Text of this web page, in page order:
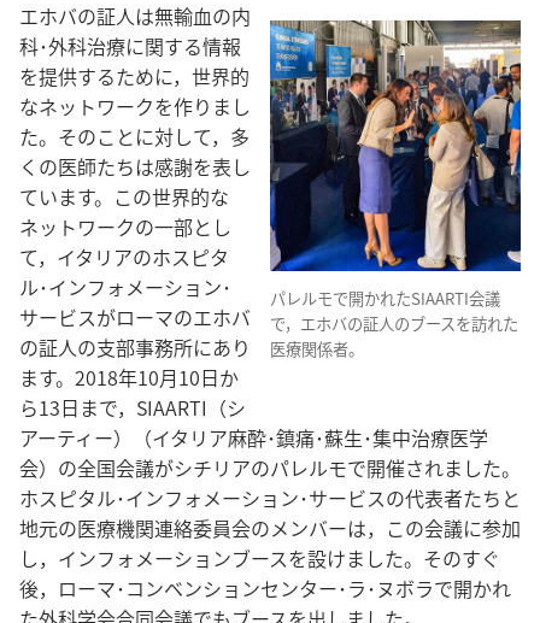
パレルモで開かれたSIAARTI会議
で，エホバの証人のブースを訪れた
医療関係者。
エホバの証人は無輸血の内
科･外科治療に関する情報
を提供するために，世界的
なネットワークを作りまし
た。そのことに対して，多
くの医師たちは感謝を表し
ています。この世界的な
ネットワークの一部とし
て，イタリアのホスピタ
ル･インフォメーション･
サービスがローマのエホバ
の証人の支部事務所にあり
ます。2018年10月10日か
ら13日まで，SIAARTI（シ
アーティー）（イタリア麻酔･鎮痛･蘇生･集中治療医学
会）の全国会議がシチリアのパレルモで開催されました。
ホスピタル･インフォメーション･サービスの代表者たちと
地元の医療機関連絡委員会のメンバーは，この会議に参加
し，インフォメーションブースを設けました。そのすぐ
後，ローマ･コンベンションセンター･ラ･ヌボラで開かれ